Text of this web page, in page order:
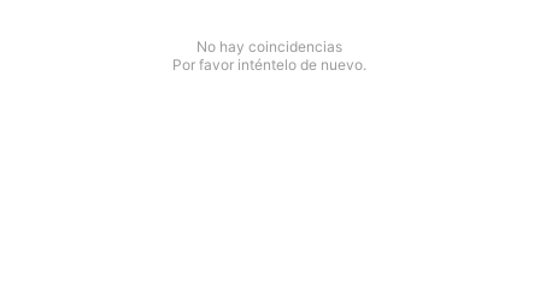
No hay coincidencias
Por favor inténtelo de nuevo.